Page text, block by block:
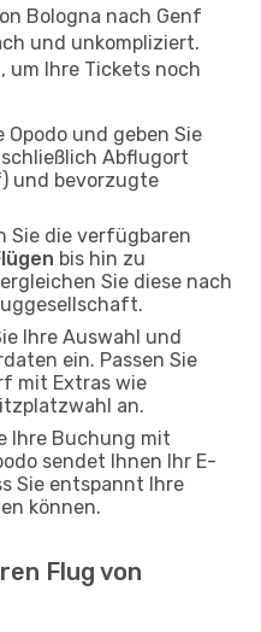
Bologna nach Genf
und unkompliziert.
um Ihre Tickets noch
Opodo und geben Sie
Abflugort
und bevorzugte
Sie die verfügbaren
bis hin zu
Sie diese nach
Ihre Auswahl und
ein. Passen Sie
mit Extras wie
an.
Ihre Buchung mit
sendet Ihnen Ihr E-
Sie entspannt Ihre
können.
Flug von